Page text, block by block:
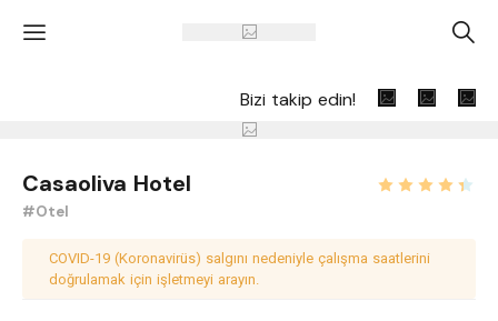
' A
Bizi takip edin!
Casaoliva Hotel
#Otel
COVID-19 (Koronavirüs) salgını nedeniyle çalışma saatlerini
doğrulamak için işletmeyi arayın.